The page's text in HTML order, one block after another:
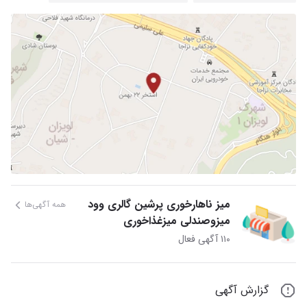
میز ناهارخوری پرشین گالری وود
میزوصندلی میزغذاخوری
همه آگهی‌ها
۱۱۰ آگهی فعال
گزارش آگهی